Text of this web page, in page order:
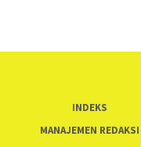
INDEKS
MANAJEMEN REDAKSI